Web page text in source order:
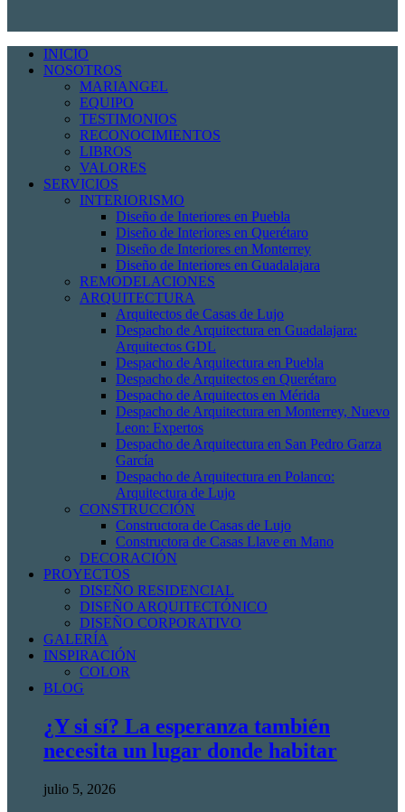
INICIO
NOSOTROS
MARIANGEL
EQUIPO
TESTIMONIOS
RECONOCIMIENTOS
LIBROS
VALORES
SERVICIOS
INTERIORISMO
Diseño de Interiores en Puebla
Diseño de Interiores en Querétaro
Diseño de Interiores en Monterrey
Diseño de Interiores en Guadalajara
REMODELACIONES
ARQUITECTURA
Arquitectos de Casas de Lujo
Despacho de Arquitectura en Guadalajara:
Arquitectos GDL
Despacho de Arquitectura en Puebla
Despacho de Arquitectos en Querétaro
Despacho de Arquitectos en Mérida
Despacho de Arquitectura en Monterrey, Nuevo
Leon: Expertos
Despacho de Arquitectura en San Pedro Garza
García
Despacho de Arquitectura en Polanco:
Arquitectura de Lujo
CONSTRUCCIÓN
Constructora de Casas de Lujo
Constructora de Casas Llave en Mano
DECORACIÓN
PROYECTOS
DISEÑO RESIDENCIAL
DISEÑO ARQUITECTÓNICO
DISEÑO CORPORATIVO
GALERÍA
INSPIRACIÓN
COLOR
BLOG
¿Y si sí? La esperanza también
necesita un lugar donde habitar
julio 5, 2026